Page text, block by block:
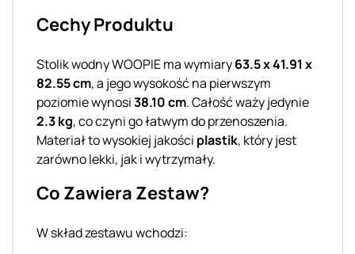
Cechy Produktu
Stolik wodny WOOPIE ma wymiary63.5 x 41.91 x
82.55 cm, a jego wysokość na pierwszym
poziomie wynosi38.10 cm. Całość waży jedynie
2.3 kg, co czyni go łatwym do przenoszenia.
Materiał to wysokiej jakości plastik, który jest
zarówno lekki, jak i wytrzymały.
Co Zawiera Zestaw?
W skład zestawu wchodzi: